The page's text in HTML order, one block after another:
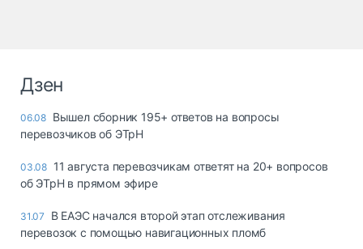
Дзен
06.08 Вышел сборник 195+ ответов на вопросы
перевозчиков об ЭТрН
03.08 11 августа перевозчикам ответят на 20+ вопросов
об ЭТрН в прямом эфире
31.07
В ЕАЭС начался второй этап отслеживания
перевозок с помощью навигационных пломб